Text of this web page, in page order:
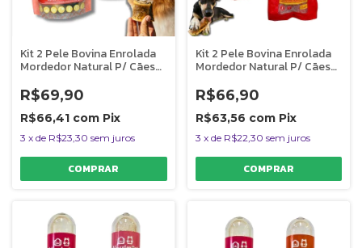
Kit 2 Pele Bovina Enrolada
Mordedor Natural P/ Cães
AlecrimPet
R$69,90
R$66,41 com Pix
3 x de R$23,30 sem juros
Kit 2 Pele Bovina Enrolada
Mordedor Natural P/ Cães
AlecrimPet
R$66,90
R$63,56 com Pix
3 x de R$22,30 sem juros